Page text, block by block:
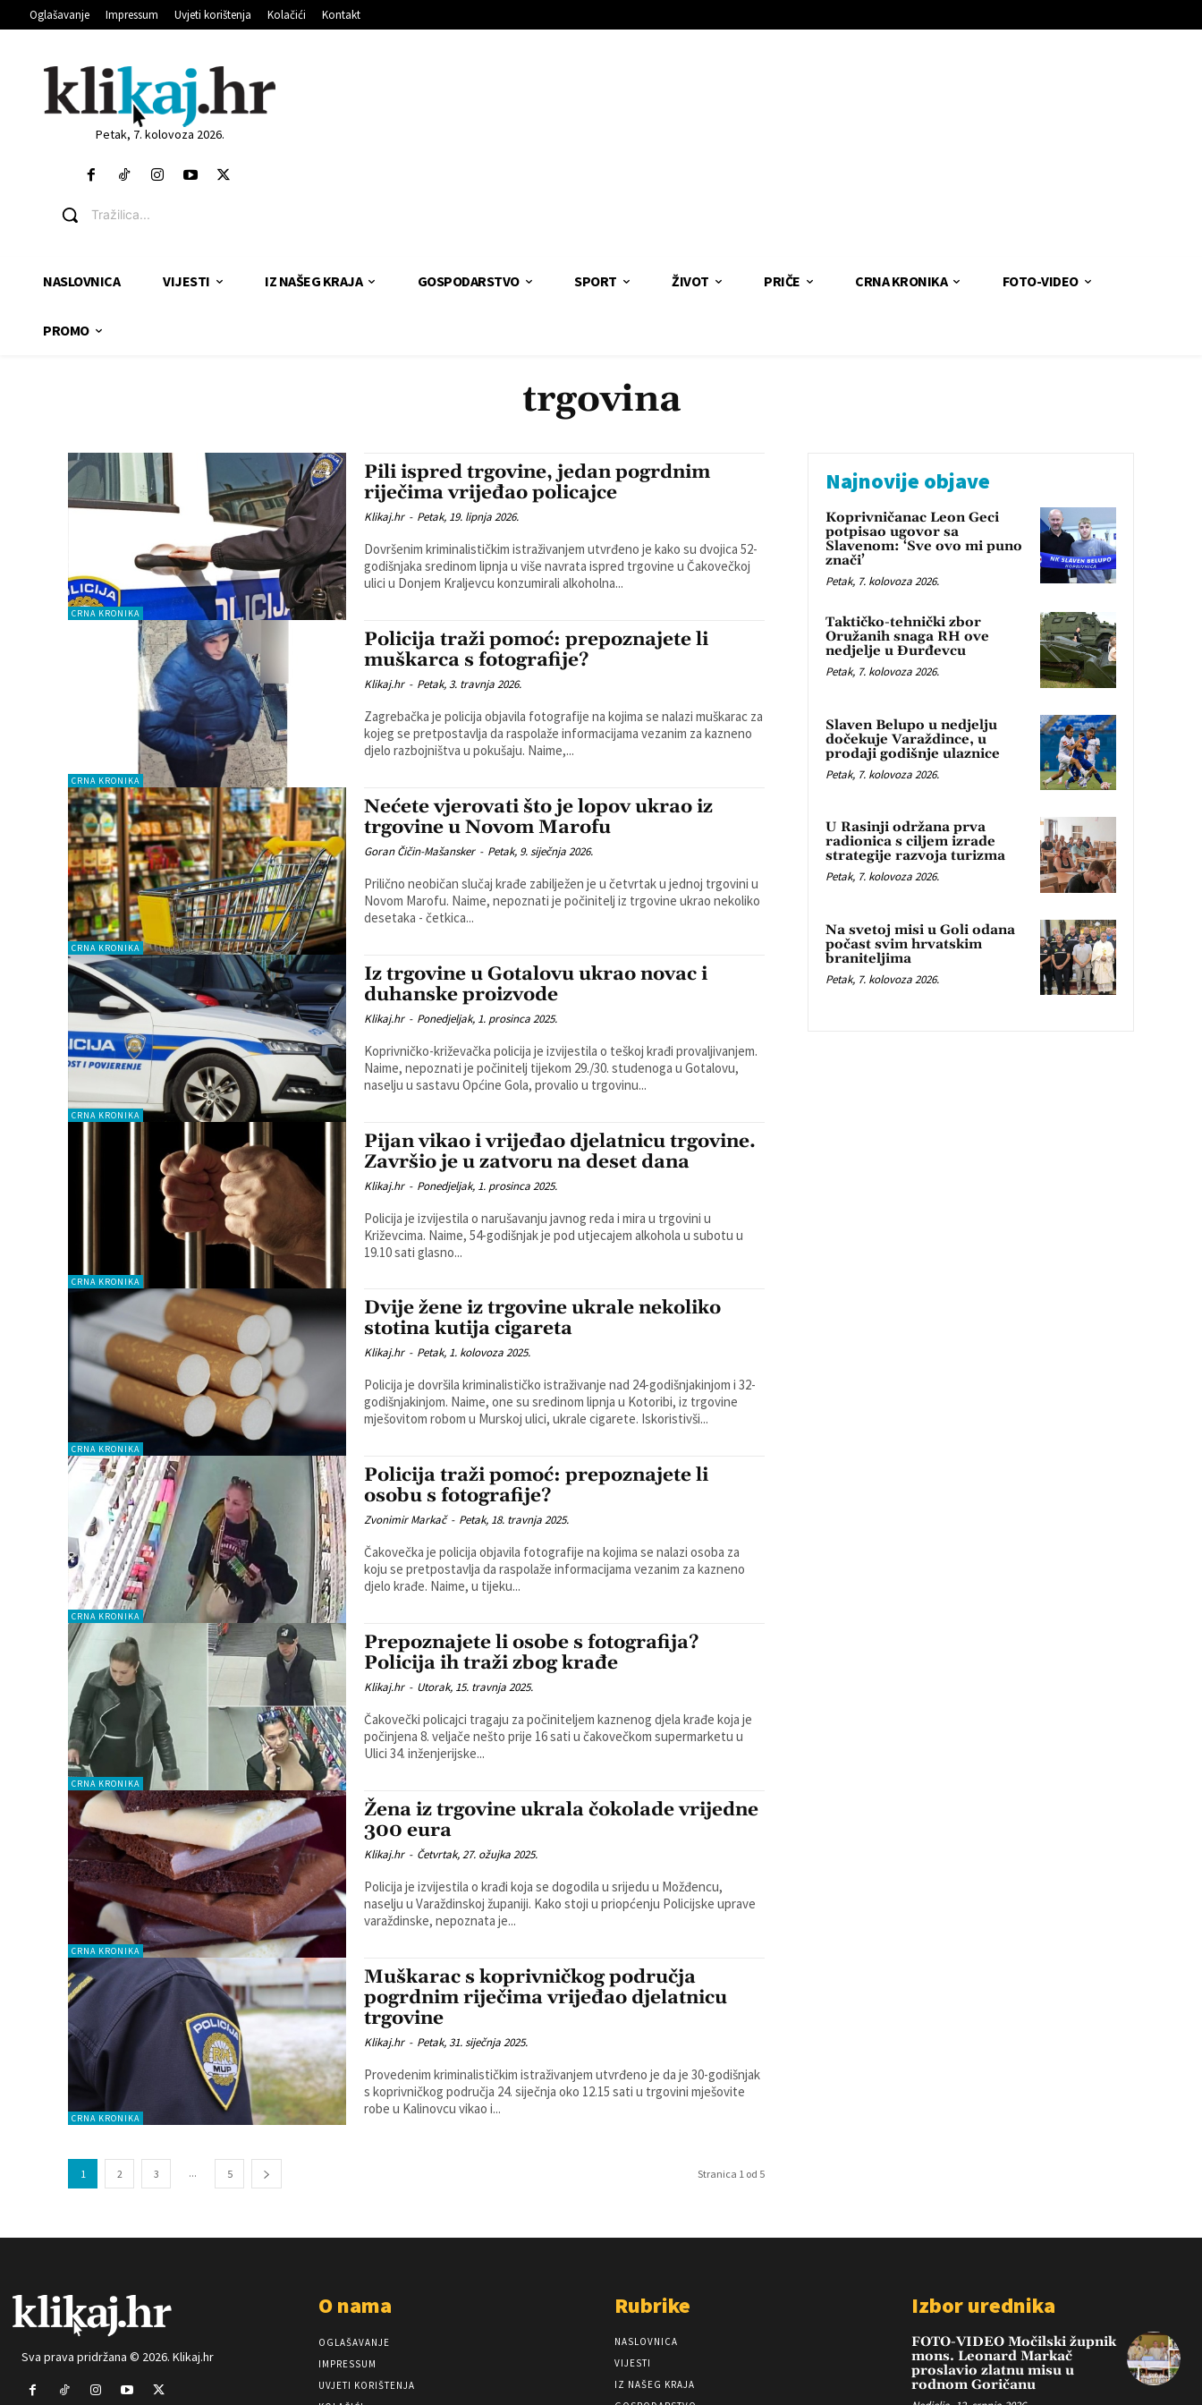
Oglašavanje Impressum Uvjeti korištenja Kolačići Kontakt
Petak, 7. kolovoza 2026.
Tražilica...
NASLOVNICA VIJESTI IZ NAŠEG KRAJA GOSPODARSTVO SPORT ŽIVOT PRIČE CRNA KRONIKA FOTO-VIDEO
PROMO
trgovina
CRNA KRONIKA
Pili ispred trgovine, jedan pogrdnim
riječima vrijeđao policajce
Klikaj.hr - Petak, 19. lipnja 2026.
Dovršenim kriminalističkim istraživanjem utvrđeno je kako su dvojica 52-
godišnjaka sredinom lipnja u više navrata ispred trgovine u Čakovečkoj
ulici u Donjem Kraljevcu konzumirali alkoholna...
CRNA KRONIKA
Policija traži pomoć: prepoznajete li
muškarca s fotografije?
Klikaj.hr - Petak, 3. travnja 2026.
Zagrebačka je policija objavila fotografije na kojima se nalazi muškarac za
kojeg se pretpostavlja da raspolaže informacijama vezanim za kazneno
djelo razbojništva u pokušaju. Naime,...
CRNA KRONIKA
Nećete vjerovati što je lopov ukrao iz
trgovine u Novom Marofu
Goran Čičin-Mašansker - Petak, 9. siječnja 2026.
Prilično neobičan slučaj krađe zabilježen je u četvrtak u jednoj trgovini u
Novom Marofu. Naime, nepoznati je počinitelj iz trgovine ukrao nekoliko
desetaka - četkica...
CRNA KRONIKA
Iz trgovine u Gotalovu ukrao novac i
duhanske proizvode
Klikaj.hr - Ponedjeljak, 1. prosinca 2025.
Koprivničko-križevačka policija je izvijestila o teškoj krađi provaljivanjem.
Naime, nepoznati je počinitelj tijekom 29./30. studenoga u Gotalovu,
naselju u sastavu Općine Gola, provalio u trgovinu...
CRNA KRONIKA
Pijan vikao i vrijeđao djelatnicu trgovine.
Završio je u zatvoru na deset dana
Klikaj.hr - Ponedjeljak, 1. prosinca 2025.
Policija je izvijestila o narušavanju javnog reda i mira u trgovini u
Križevcima. Naime, 54-godišnjak je pod utjecajem alkohola u subotu u
19.10 sati glasno...
CRNA KRONIKA
Dvije žene iz trgovine ukrale nekoliko
stotina kutija cigareta
Klikaj.hr - Petak, 1. kolovoza 2025.
Policija je dovršila kriminalističko istraživanje nad 24-godišnjakinjom i 32-
godišnjakinjom. Naime, one su sredinom lipnja u Kotoribi, iz trgovine
mješovitom robom u Murskoj ulici, ukrale cigarete. Iskoristivši...
CRNA KRONIKA
Policija traži pomoć: prepoznajete li
osobu s fotografije?
Zvonimir Markač - Petak, 18. travnja 2025.
Čakovečka je policija objavila fotografije na kojima se nalazi osoba za
koju se pretpostavlja da raspolaže informacijama vezanim za kazneno
djelo krađe. Naime, u tijeku...
CRNA KRONIKA
Prepoznajete li osobe s fotografija?
Policija ih traži zbog krađe
Klikaj.hr - Utorak, 15. travnja 2025.
Čakovečki policajci tragaju za počiniteljem kaznenog djela krađe koja je
počinjena 8. veljače nešto prije 16 sati u čakovečkom supermarketu u
Ulici 34. inženjerijske...
CRNA KRONIKA
Žena iz trgovine ukrala čokolade vrijedne
300 eura
Klikaj.hr - Četvrtak, 27. ožujka 2025.
Policija je izvijestila o krađi koja se dogodila u srijedu u Možđencu,
naselju u Varaždinskoj županiji. Kako stoji u priopćenju Policijske uprave
varaždinske, nepoznata je...
CRNA KRONIKA
Muškarac s koprivničkog područja
pogrdnim riječima vrijeđao djelatnicu
trgovine
Klikaj.hr - Petak, 31. siječnja 2025.
Provedenim kriminalističkim istraživanjem utvrđeno je da je 30-godišnjak
s koprivničkog područja 24. siječnja oko 12.15 sati u trgovini mješovite
robe u Kalinovcu vikao i...
1 2 3 ... 5 Stranica 1 od 5
Najnovije objave
Koprivničanac Leon Geci
potpisao ugovor sa
Slavenom: ‘Sve ovo mi puno
znači’
Petak, 7. kolovoza 2026.
Taktičko-tehnički zbor
Oružanih snaga RH ove
nedjelje u Đurđevcu
Petak, 7. kolovoza 2026.
Slaven Belupo u nedjelju
dočekuje Varaždince, u
prodaji godišnje ulaznice
Petak, 7. kolovoza 2026.
U Rasinji održana prva
radionica s ciljem izrade
strategije razvoja turizma
Petak, 7. kolovoza 2026.
Na svetoj misi u Goli odana
počast svim hrvatskim
braniteljima
Petak, 7. kolovoza 2026.
Sva prava pridržana © 2026. Klikaj.hr
O nama
OGLAŠAVANJE
IMPRESSUM
UVJETI KORIŠTENJA
Rubrike
NASLOVNICA
VIJESTI
IZ NAŠEG KRAJA
Izbor urednika
FOTO-VIDEO Močilski župnik
mons. Leonard Markač
proslavio zlatnu misu u
rodnom Goričanu